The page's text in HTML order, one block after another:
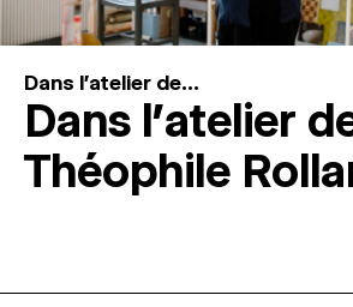
Dans l'atelier de...
Dans l’atelier
Théophile